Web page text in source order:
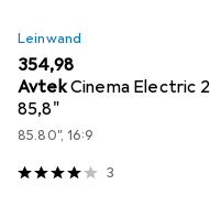
Leinwand
EUR
354,98
AvtekCinema Electric
85,8"
85.80", 16:9
3